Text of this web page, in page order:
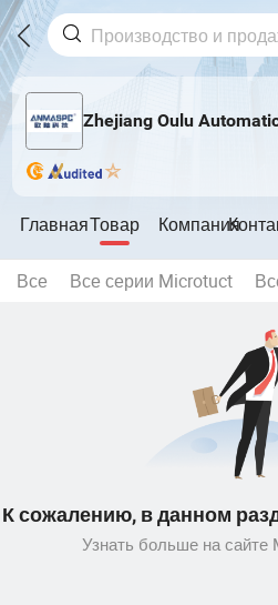
Zhejiang Oulu
ГлавнаяТовар Компания
Все Все серии Microtuct
К сожалению, в данном
Узнать больше на сайте